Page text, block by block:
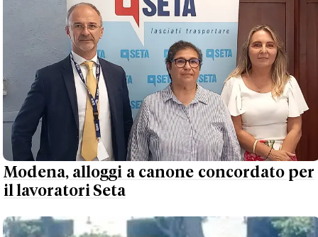
Modena, alloggi a canone concordato per
il lavoratori Seta